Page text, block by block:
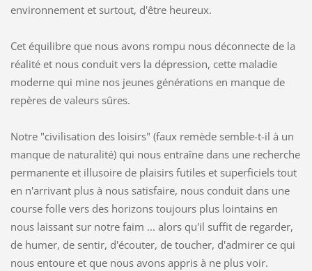
environnement et surtout, d'être heureux.
Cet équilibre que nous avons rompu nous déconnecte de la
réalité et nous conduit vers la dépression, cette maladie
moderne qui mine nos jeunes générations en manque de
repères de valeurs sûres.
Notre "civilisation des loisirs" (faux remède semble-t-il à un
manque de naturalité) qui nous entraîne dans une recherche
permanente et illusoire de plaisirs futiles et superficiels tout
en n'arrivant plus à nous satisfaire, nous conduit dans une
course folle vers des horizons toujours plus lointains en
nous laissant sur notre faim ... alors qu'il suffit de regarder,
de humer, de sentir, d'écouter, de toucher, d'admirer ce qui
nous entoure et que nous avons appris à ne plus voir.